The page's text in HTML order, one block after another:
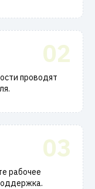
02
проводят
03
рабочее